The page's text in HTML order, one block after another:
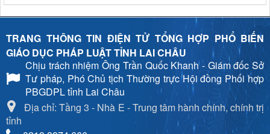
TRANG THÔNG TIN ĐIỆN TỬ TỔNG HỢP PHỔ BIẾN
GIÁO DỤC PHÁP LUẬT TỈNH LAI CHÂU
Chịu trách nhiệmÔng Trần Quốc Khanh - Giám đốc Sở
Tư pháp, Phó Chủ tịch Thường trực Hội đồng Phối hợp
PBGDPL tỉnh Lai Châu
Địa chỉ: Tầng 3 - Nhà E - Trung tâm hành chính, chính trị
tỉnh